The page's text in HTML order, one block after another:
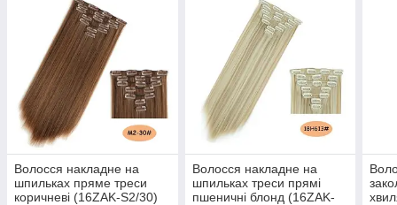
Волосся накладне на
шпильках пряме треси
коричневі (16ZAK-S2/30)
Волосся накладне на
шпильках треси прямі
пшеничні блонд (16ZAK-